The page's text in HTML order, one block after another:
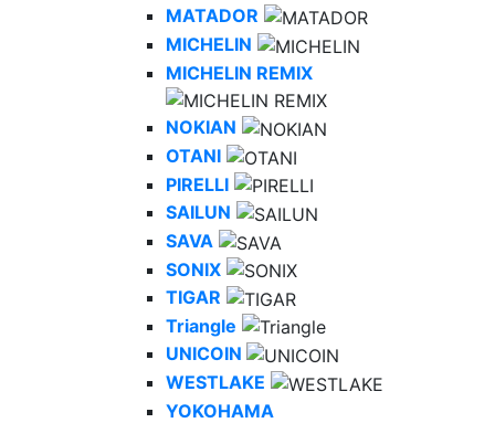
MATADOR
MICHELIN
MICHELIN REMIX
NOKIAN
OTANI
PIRELLI
SAILUN
SAVA
SONIX
TIGAR
Triangle
UNICOIN
WESTLAKE
YOKOHAMA